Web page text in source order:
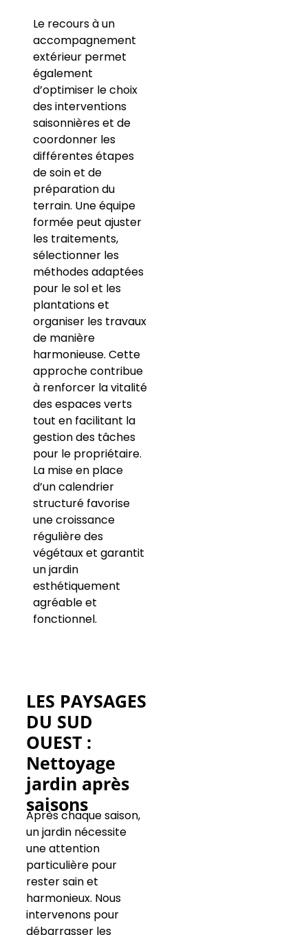
Le recours à un
accompagnement
extérieur permet
également
d’optimiser le choix
des interventions
saisonnières et de
coordonner les
différentes étapes
de soin et de
préparation du
terrain. Une équipe
formée peut ajuster
les traitements,
sélectionner les
méthodes adaptées
pour le sol et les
plantations et
organiser les travaux
de manière
harmonieuse. Cette
approche contribue
à renforcer la vitalité
des espaces verts
tout en facilitant la
gestion des tâches
pour le propriétaire.
La mise en place
d’un calendrier
structuré favorise
une croissance
régulière des
végétaux et garantit
un jardin
esthétiquement
agréable et
fonctionnel.
LES PAYSAGES
DU SUD
OUEST :
Nettoyage
jardin après
saisons
Après chaque saison,
un jardin nécessite
une attention
particulière pour
rester sain et
harmonieux. Nous
intervenons pour
débarrasser les